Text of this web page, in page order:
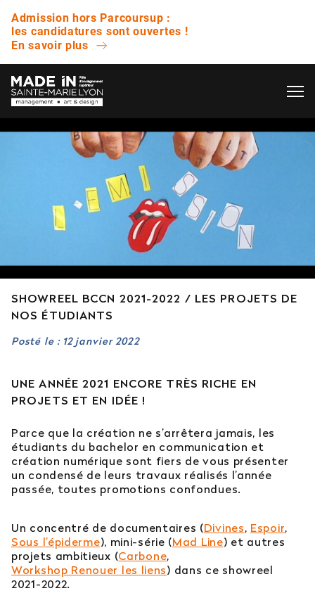
Admission hors Parcoursup :
les candidatures sont ouvertes !
En savoir plus
VIE ÉTUDIANTE
ENTREPRISE
NOS RÉSULTATS
SHOWREEL BCCN 2021-2022 / LES PROJETS DE
NOS ÉTUDIANTS
Posté le : 12 janvier 2022
UNE ANNÉE 2021 ENCORE TRÈS RICHE EN
PROJETS ET EN IDÉE !
Parce que la création ne s’arrêtera jamais, les
étudiants du bachelor en communication et
création numérique sont fiers de vous présenter
un condensé de leurs travaux réalisés l’année
passée, toutes promotions confondues.
Un concentré de documentaires (Divines, Espoir,
Sous l’épiderme), mini-série (Mad Line) et autres
projets ambitieux (Carbone,
Workshop Renouer les liens) dans ce showreel
2021-2022.
QUESTIONS FRÉQUENTES
Avez-vous des journées portes ouvertes ?
Quelle est la différence entre un bachelor et
Est-ce que vous proposez des bourses ?
Est-il possible d’intégrer l’école en 2e ou 3e
Quelles sont les poursuites d’études ?
Afficher plus
Orientation : vous ne trouvez
Contactez notre service orientation
04 81 92 60 83